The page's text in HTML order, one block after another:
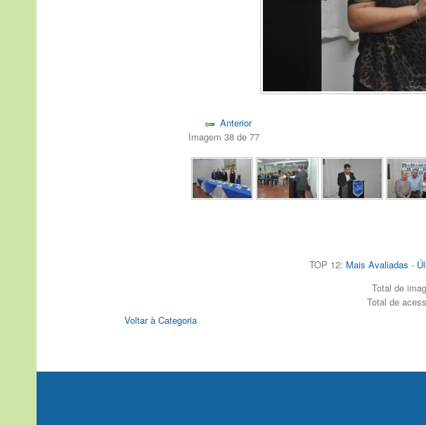
Anterior
Imagem 38 de 77
TOP 12: Mais Avaliadas -
Total de
Total de
Voltar à Categoria